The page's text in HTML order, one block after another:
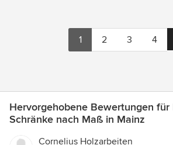
1 2 3 4
Hervorgehobene Bewertungen für
Schränke nach Maß in Mainz
Cornelius Holzarbeiten